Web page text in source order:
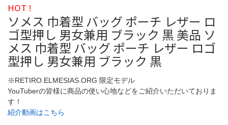
HOT !
ソメス 巾着型 バッグ ポーチ レザー ロ
ゴ型押し 男女兼用 ブラック 黒 美品 ソ
メス 巾着型 バッグ ポーチ レザー ロゴ
型押し 男女兼用 ブラック 黒
※RETIRO.ELMESIAS.ORG 限定モデル
YouTuberの皆様に商品の使い心地などをご紹介いただいておりま
す！
紹介動画はこちら